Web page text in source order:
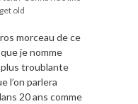
old
morceau de ce
je nomme
plus troublante
l’on parlera
20 ans comme